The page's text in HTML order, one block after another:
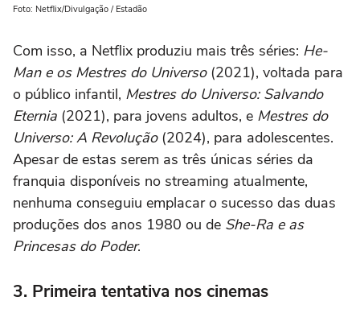
Foto: Netflix/Divulgação / Estadão
Com isso, a Netflix produziu mais três séries: He-
Man e os Mestres do Universo(2021), voltada para
o público infantil, Mestres do Universo: Salvando
Eternia (2021), para jovens adultos, e Mestres do
Universo: A Revolução(2024), para adolescentes.
Apesar de estas serem as três únicas séries da
franquia disponíveis no streaming atualmente,
nenhuma conseguiu emplacar o sucesso das duas
produções dos anos 1980 ou de She-Ra e as
Princesas do Poder.
3. Primeira tentativa nos cinemas